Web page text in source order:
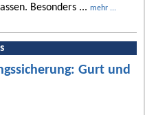
Besonders ... mehr ...
Gurt und